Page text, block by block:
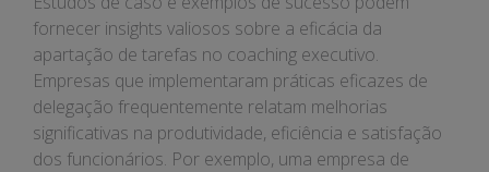
fornecer insights valiosos sobre a eficácia da
apartação de tarefas no coaching executivo.
Empresas que implementaram práticas eficazes de
delegação frequentemente relatam melhorias
significativas na produtividade, eficiência e satisfação
dos funcionários. Por exemplo, uma empresa de